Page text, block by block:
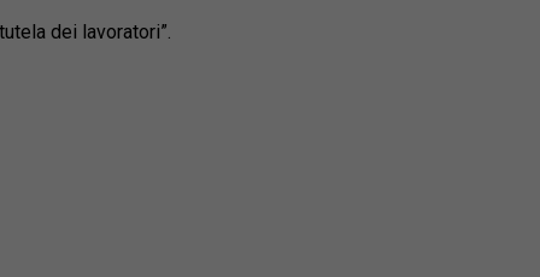
dei lavoratori”.